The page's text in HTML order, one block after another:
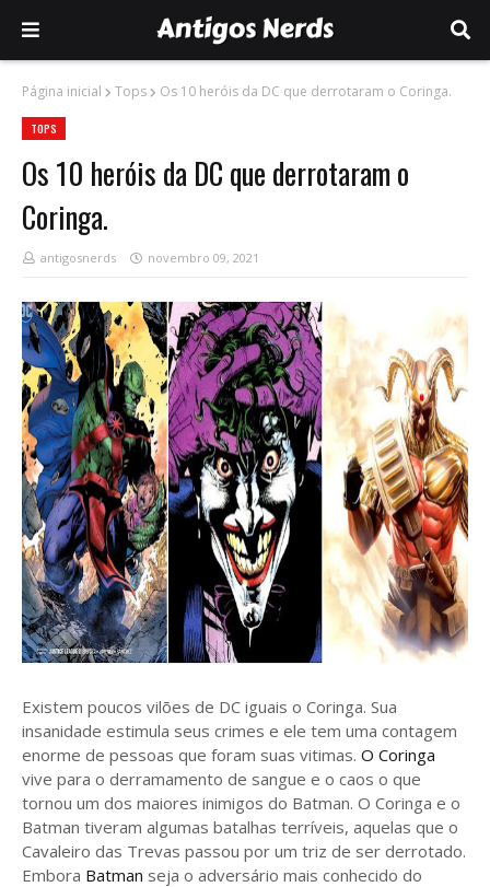
Página inicial Tops Os 10 heróis da DC que derrotaram o Coringa.
TOPS
Os 10 heróis da DC que derrotaram o
Coringa.
antigosnerds novembro 09, 2021
Existem poucos vilões de DC iguais o Coringa. Sua
insanidade estimula seus crimes e ele tem uma contagem
enorme de pessoas que foram suas vitimas. O Coringa
vive para o derramamento de sangue e o caos o que
tornou um dos maiores inimigos do Batman. O Coringa e o
Batman tiveram algumas batalhas terríveis, aquelas que o
Cavaleiro das Trevas passou por um triz de ser derrotado.
Embora Batman seja o adversário mais conhecido do